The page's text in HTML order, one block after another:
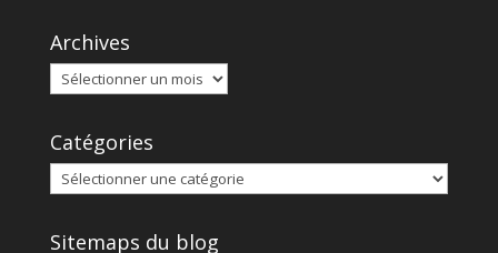
Archives
Catégories
Sitemaps du blog